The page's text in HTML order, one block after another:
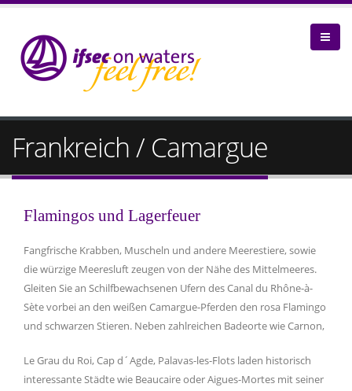
Frankreich / Camargue
Flamingos und Lagerfeuer
Fangfrische Krabben, Muscheln und andere Meerestiere, sowie
die würzige Meeresluft zeugen von der Nähe des Mittelmeeres.
Gleiten Sie an Schilfbewachsenen Ufern des Canal du Rhône-à-
Sète vorbei an den weißen Camargue-Pferden den rosa Flamingo
und schwarzen Stieren. Neben zahlreichen Badeorte wie Carnon,
Le Grau du Roi, Cap d´Agde, Palavas-les-Flots laden historisch
interessante Städte wie Beaucaire oder Aigues-Mortes mit seiner